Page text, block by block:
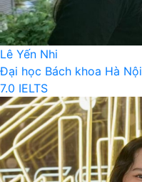
Lê Yến Nhi
Đại học Bách khoa Hà Nội
7.0 IELTS